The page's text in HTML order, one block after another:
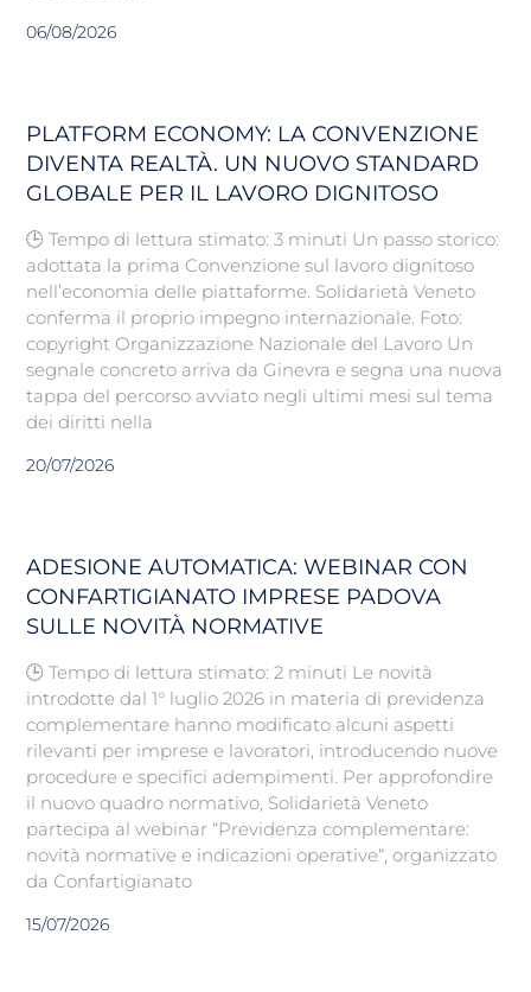
06/08/2026
PLATFORM ECONOMY: LA CONVENZIONE
DIVENTA REALTÀ. UN NUOVO STANDARD
GLOBALE PER IL LAVORO DIGNITOSO
🕒 Tempo di lettura stimato: 3 minuti Un passo storico:
adottata la prima Convenzione sul lavoro dignitoso
nell’economia delle piattaforme. Solidarietà Veneto
conferma il proprio impegno internazionale. Foto:
copyright Organizzazione Nazionale del Lavoro Un
segnale concreto arriva da Ginevra e segna una nuova
tappa del percorso avviato negli ultimi mesi sul tema
dei diritti nella
20/07/2026
ADESIONE AUTOMATICA: WEBINAR CON
CONFARTIGIANATO IMPRESE PADOVA
SULLE NOVITÀ NORMATIVE
🕒 Tempo di lettura stimato: 2 minuti Le novità
introdotte dal 1° luglio 2026 in materia di previdenza
complementare hanno modificato alcuni aspetti
rilevanti per imprese e lavoratori, introducendo nuove
procedure e specifici adempimenti. Per approfondire
il nuovo quadro normativo, Solidarietà Veneto
partecipa al webinar “Previdenza complementare:
novità normative e indicazioni operative“, organizzato
da Confartigianato
15/07/2026